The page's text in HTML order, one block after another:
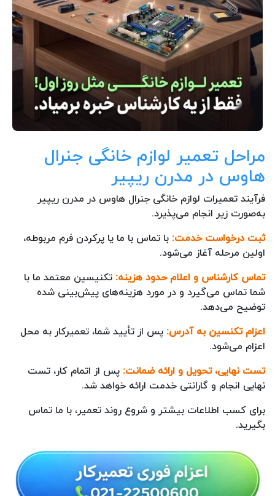
مراحل تعمیر لوازم خانگی جنرال
هاوس در مدرن ریپیر
فرآیند تعمیرات لوازم خانگی جنرال هاوس در مدرن ریپیر
به‌صورت زیر انجام می‌پذیرد.
ثبت درخواست خدمت: با تماس با ما یا پرکردن فرم مربوطه،
اولین مرحله آغاز می‌شود.
تماس کارشناس و اعلام حدود هزینه: تکنیسین معتمد ما با
شما تماس می‌گیرد و در مورد هزینه‌های پیش‌بینی شده
توضیح می‌دهد.
اعزام تکنسین به آدرس: پس از تأیید شما، تعمیرکار به محل
اعزام می‌شود.
تست نهایی، تحویل و ارائه ضمانت: پس از اتمام کار، تست
نهایی انجام و گارانتی خدمت ارائه خواهد شد.
برای کسب اطلاعات بیشتر و شروع روند تعمیر، با ما تماس
بگیرید.